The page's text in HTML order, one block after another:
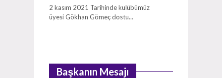
2 kasım 2021 Tarihinde kulübümüz
üyesi Gökhan Gömeç dostu...
Başkanın Mesajı